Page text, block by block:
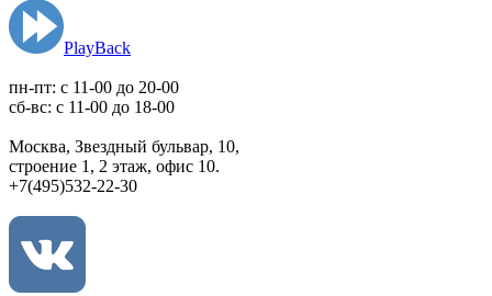
PlayBack
пн-пт: c 11-00 до 20-00
сб-вс: с 11-00 до 18-00
Москва, Звездный бульвар, 10,
строение 1, 2 этаж, офис 10.
+7(495)532-22-30